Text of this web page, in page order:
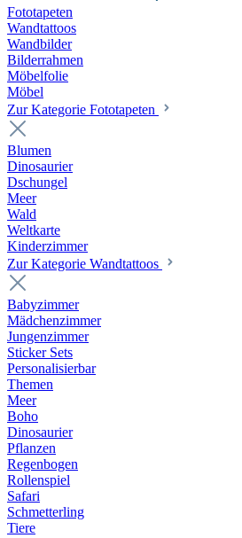
Fototapeten
Wandtattoos
Wandbilder
Bilderrahmen
Möbelfolie
Möbel
Zur Kategorie Fototapeten
Blumen
Dinosaurier
Dschungel
Meer
Wald
Weltkarte
Kinderzimmer
Zur Kategorie Wandtattoos
Babyzimmer
Mädchenzimmer
Jungenzimmer
Sticker Sets
Personalisierbar
Themen
Meer
Boho
Dinosaurier
Pflanzen
Regenbogen
Rollenspiel
Safari
Schmetterling
Tiere